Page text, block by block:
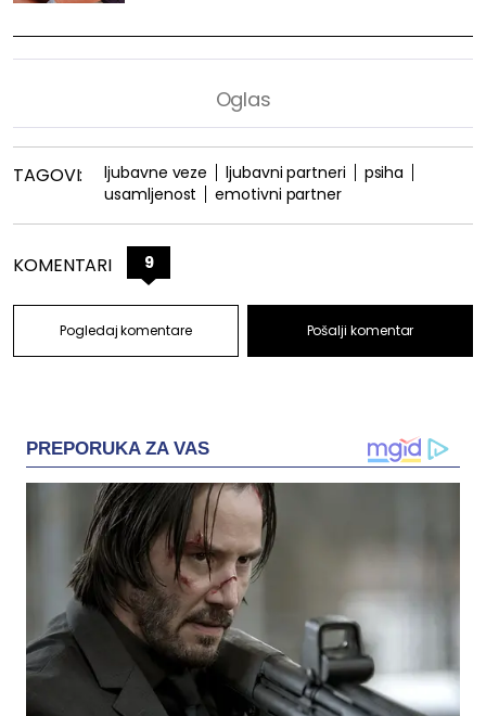
TAGOVI: ljubavne veze ljubavni partneri
psiha
usamljenost
emotivni partner
KOMENTARI 9
Pogledaj komentare Pošalji komentar
PREPORUKA ZA VAS